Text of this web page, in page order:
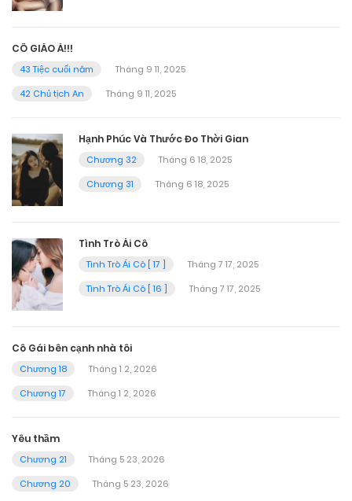
CÔ GIÁO À!!!
43 Tiệc cuối năm
Tháng 9 11, 2025
42 Chủ tịch An
Tháng 9 11, 2025
Hạnh Phúc Và Thước Đo Thời Gian
Chương 32
Tháng 6 18, 2025
Chương 31
Tháng 6 18, 2025
Tình Trò Ái Cô
Tình Trò Ái Cô [ 17 ]
Tháng 7 17, 2025
Tình Trò Ái Cô [ 16 ]
Tháng 7 17, 2025
Cô Gái bên cạnh nhà tôi
Chương 18
Tháng 1 2, 2026
Chương 17
Tháng 1 2, 2026
Yêu thầm
Chương 21
Tháng 5 23, 2026
Chương 20
Tháng 5 23, 2026